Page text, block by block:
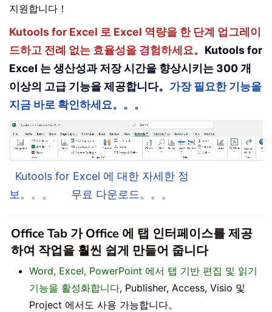
지원합니다！
Kutools for Excel 로 Excel 역량을 한 단계 업그레이
드하고 전례 없는 효율성을 경험하세요。 Kutools for
Excel 는 생산성과 저장 시간을 향상시키는 300 개
이상의 고급 기능을 제공합니다。 가장 필요한 기능을
지금 바로 확인하세요。。。
Kutools for Excel 에 대한 자세한 정
보。。。
무료 다운로드。。。
Office Tab 가 Office 에 탭 인터페이스를 제공
하여 작업을 훨씬 쉽게 만들어 줍니다
Word, Excel, PowerPoint 에서 탭 기반 편집 및 읽기
기능을 활성화합니다, Publisher, Access, Visio 및
Project 에서도 사용 가능합니다。